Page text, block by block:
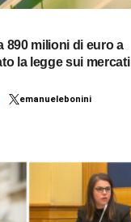
890 milioni di euro a
la legge sui mercati
emanuelebonini